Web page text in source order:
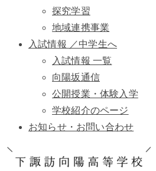
探究学習
地域連携事業
入試情報 ／中学生へ
入試情報 一覧
向陽坂通信
公開授業・体験入学
学校紹介のページ
お知らせ・お問い合わせ